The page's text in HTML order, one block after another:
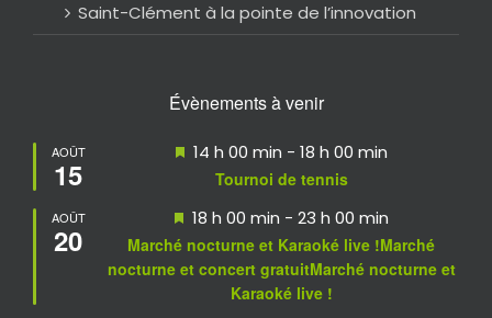
Saint-Clément à la pointe de l’innovation
Évènements à venir
AOÛT
15
Mis
avant
14 h 00 min - 18 h 00 min
Tournoi de tennis
AOÛT
20
Mis
avant
18 h 00 min - 23 h 00 min
Marché nocturne et Karaoké live !Marché
nocturne et concert gratuitMarché nocturne et
Karaoké live !